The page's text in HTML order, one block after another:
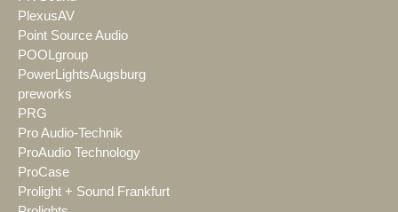
PlexusAV
Point Source Audio
POOLgroup
PowerLightsAugsburg
preworks
PRG
Pro Audio-Technik
ProAudio Technology
ProCase
Prolight + Sound Frankfurt